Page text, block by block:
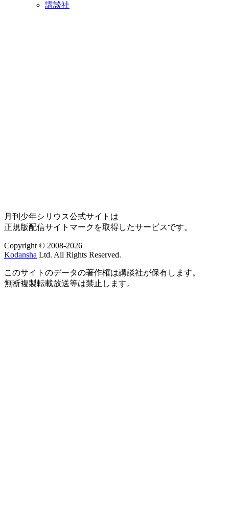
講談社
月刊少年シリウス公式サイトは
正規版配信サイトマークを取得したサービスです。
Copyright © 2008-2026
Kodansha Ltd. All Rights Reserved.
このサイトのデータの著作権は講談社が保有します。
無断複製転載放送等は禁止します。